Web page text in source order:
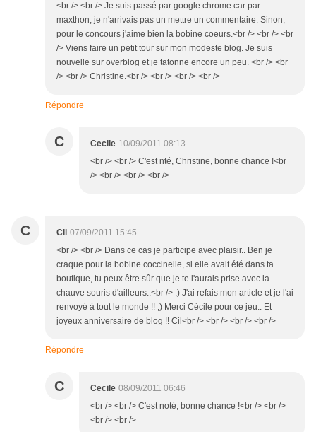
<br /> <br /> Je suis passé par google chrome car par
maxthon, je n'arrivais pas un mettre un commentaire. Sinon,
pour le concours j'aime bien la bobine coeurs.<br /> <br /> <br
/> Viens faire un petit tour sur mon modeste blog. Je suis
nouvelle sur overblog et je tatonne encore un peu. <br /> <br
/> <br /> Christine.<br /> <br /> <br /> <br />
Répondre
C Cecile 10/09/2011 08:13
<br /> <br /> C'est nté, Christine, bonne chance !<br
/> <br /> <br /> <br />
C Cil 07/09/2011 15:45
<br /> <br /> Dans ce cas je participe avec plaisir.. Ben je
craque pour la bobine coccinelle, si elle avait été dans ta
boutique, tu peux être sûr que je te l'aurais prise avec la
chauve souris d'ailleurs..<br /> ;) J'ai refais mon article et je l'ai
renvoyé à tout le monde !! ;) Merci Cécile pour ce jeu.. Et
joyeux anniversaire de blog !! Cil<br /> <br /> <br /> <br />
Répondre
C Cecile 08/09/2011 06:46
<br /> <br /> C'est noté, bonne chance !<br /> <br />
<br /> <br />